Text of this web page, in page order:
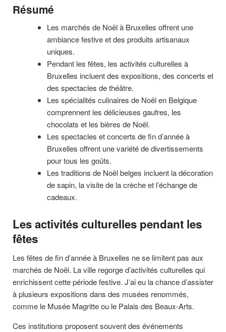
Résumé
Les marchés de Noël à Bruxelles offrent une
ambiance festive et des produits artisanaux
uniques.
Pendant les fêtes, les activités culturelles à
Bruxelles incluent des expositions, des concerts et
des spectacles de théâtre.
Les spécialités culinaires de Noël en Belgique
comprennent les délicieuses gaufres, les
chocolats et les bières de Noël.
Les spectacles et concerts de fin d’année à
Bruxelles offrent une variété de divertissements
pour tous les goûts.
Les traditions de Noël belges incluent la décoration
de sapin, la visite de la crèche et l’échange de
cadeaux.
Les activités culturelles pendant les
fêtes
Les fêtes de fin d’année à Bruxelles ne se limitent pas aux
marchés de Noël. La ville regorge d’activités culturelles qui
enrichissent cette période festive. J’ai eu la chance d’assister
à plusieurs expositions dans des musées renommés,
comme le Musée Magritte ou le Palais des Beaux-Arts.
Ces institutions proposent souvent des événements